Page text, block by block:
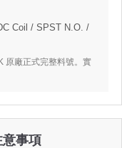
Coil / SPST N.O. /
原廠正式完整料號。實
事項